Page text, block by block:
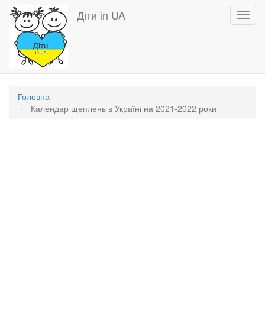
Перейти
основного
вмісту
Діти in UA
Головна
Календар щеплень в Україні на 2021-2022 роки